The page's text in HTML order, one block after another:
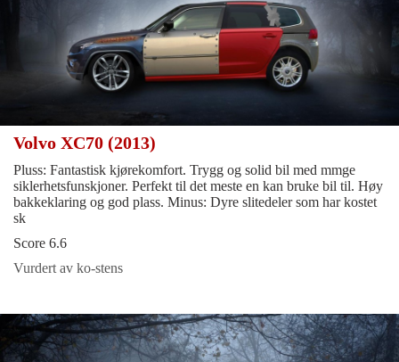
Volvo XC70 (2013)
Pluss: Fantastisk kjørekomfort. Trygg og solid bil med mmge
siklerhetsfunskjoner. Perfekt til det meste en kan bruke bil til. Høy
bakkeklaring og god plass. Minus: Dyre slitedeler som har kostet
sk
Score 6.6
Vurdert av ko-stens